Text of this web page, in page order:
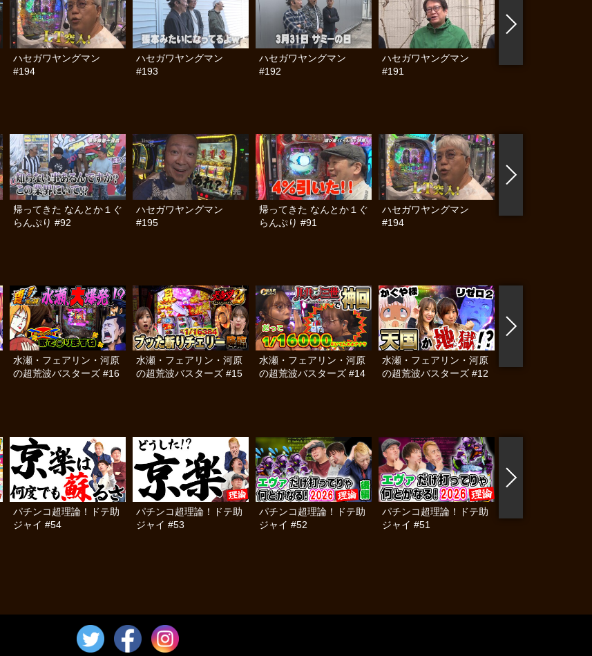
ハセガワヤングマン
#194
ハセガワヤングマン
#193
ハセガワヤングマン
#192
ハセガワヤングマン
#191
帰ってきた なんとか１ぐ
らんぷり #92
ハセガワヤングマン
#195
帰ってきた なんとか１ぐ
らんぷり #91
ハセガワヤングマン
#194
水瀬・フェアリン・河原
の超荒波バスターズ #16
水瀬・フェアリン・河原
の超荒波バスターズ #15
水瀬・フェアリン・河原
の超荒波バスターズ #14
水瀬・フェアリン・河原
の超荒波バスターズ #12
パチンコ超理論！ドテ助
ジャイ #54
パチンコ超理論！ドテ助
ジャイ #53
パチンコ超理論！ドテ助
ジャイ #52
パチンコ超理論！ドテ助
ジャイ #51